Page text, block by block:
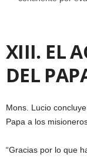
XIII. EL
DEL
Mons. Lucio
Papa a los
“Gracias por lo que